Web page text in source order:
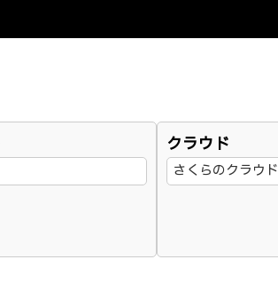
クラウド
さくらのクラウド